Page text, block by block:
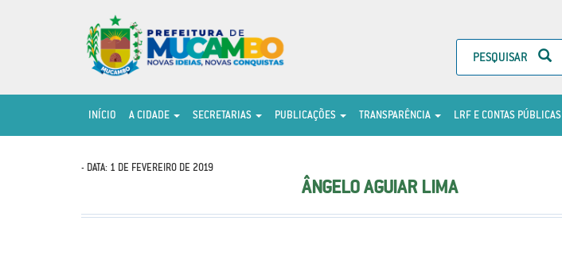
PESQUISAR
INÍCIO A CIDADE SECRETARIAS PUBLICAÇÕES TRANSPARÊNCIA LRF E CONTAS PÚBLICAS
- DATA: 1 DE FEVEREIRO DE 2019
ÂNGELO AGUIAR LIMA